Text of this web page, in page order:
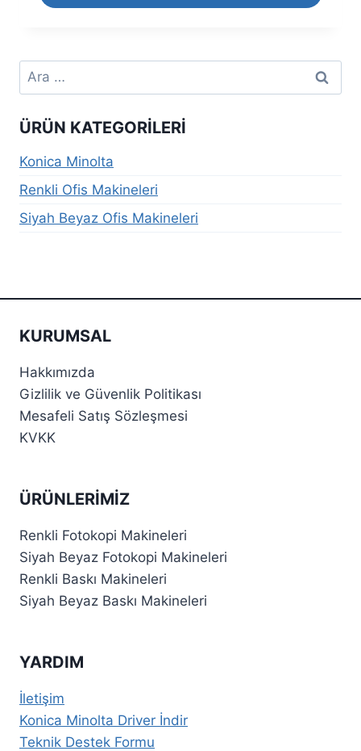
Arama:
ÜRÜN KATEGORILERI
Konica Minolta
Renkli Ofis Makineleri
Siyah Beyaz Ofis Makineleri
KURUMSAL
Hakkımızda
Gizlilik ve Güvenlik Politikası
Mesafeli Satış Sözleşmesi
KVKK
ÜRÜNLERIMIZ
Renkli Fotokopi Makineleri
Siyah Beyaz Fotokopi Makineleri
Renkli Baskı Makineleri
Siyah Beyaz Baskı Makineleri
YARDIM
İletişim
Konica Minolta Driver İndir
Teknik Destek Formu